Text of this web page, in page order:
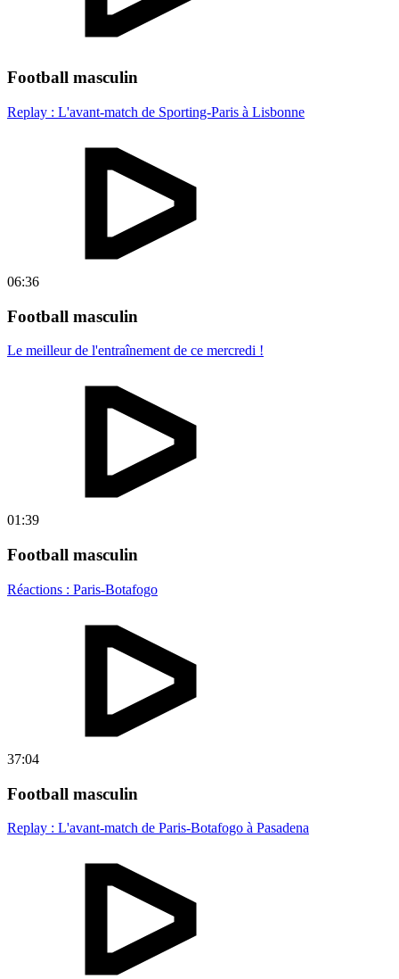
Football masculin
Replay : L'avant-match de Sporting-Paris à Lisbonne
06:36
Football masculin
Le meilleur de l'entraînement de ce mercredi !
01:39
Football masculin
Réactions : Paris-Botafogo
37:04
Football masculin
Replay : L'avant-match de Paris-Botafogo à Pasadena